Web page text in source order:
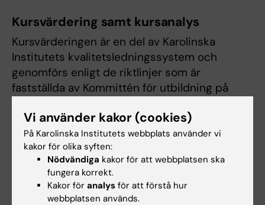
Kursvärdering samt kursanalys
Kursvärderingen är en del av Karolinska
Institutets kvalitetsledningssystem och
genomförs enligt de riktlinjer som är
fastställda av Kommittén för utbildning på
Senast genomförda kursvärdering
Kursvärdering VT26
Vi använder kakor (cookies)
På Karolinska Institutets webbplats använder vi
kakor för olika syften:
Nödvändiga kakor för att webbplatsen ska
fungera korrekt.
Kakor för analys för att förstå hur
webbplatsen används.